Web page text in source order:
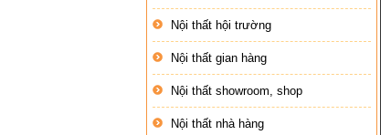
Nội thất hội trường
Nội thất gian hàng
Nội thất showroom, shop
Nội thất nhà hàng